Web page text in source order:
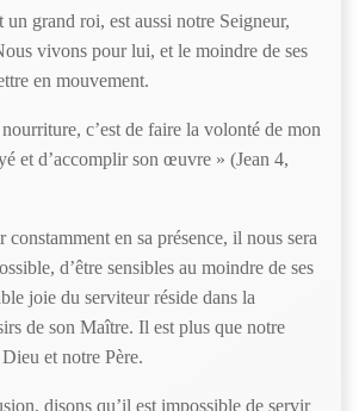
grand roi, est aussi notre Seigneur,
vivons pour lui, et le moindre de ses
en mouvement.
c’est de faire la volonté de mon
et d’accomplir son œuvre » (Jean 4,
constamment en sa présence, il nous sera
d’être sensibles au moindre de ses
joie du serviteur réside dans la
de son Maître. Il est plus que notre
et notre Père.
disons qu’il est impossible de servir